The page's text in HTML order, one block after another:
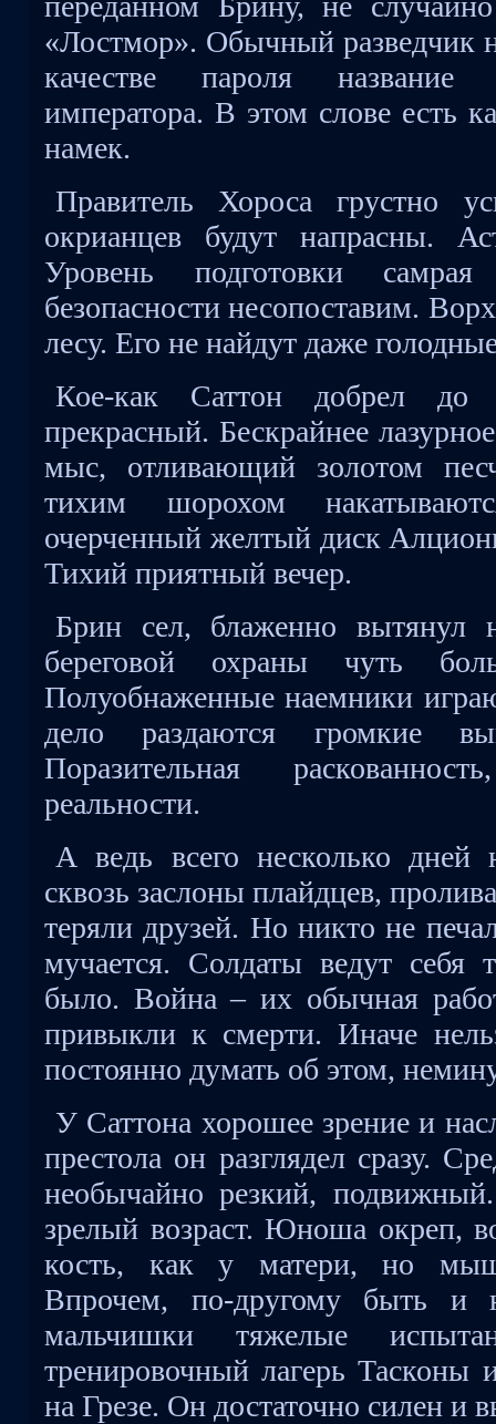
«Лостмор». Обычный разведчик
качестве пароля название
императора. В этом слове есть
намек.
Правитель Хороса грустно
окрианцев будут напрасны.
Уровень подготовки
безопасности несопоставим.
лесу. Его не найдут даже
Кое-как Саттон добрел
прекрасный. Бескрайнее
мыс, отливающий золотом
тихим шорохом
очерченный желтый диск
Тихий приятный вечер.
Брин сел, блаженно вытянул
береговой охраны чуть
Полуобнаженные наемники
дело раздаются громкие
Поразительная
реальности.
А ведь всего несколько дней
сквозь заслоны плайдцев,
теряли друзей. Но никто не
мучается. Солдаты ведут себя
было. Война – их обычная
привыкли к смерти. Иначе
постоянно думать об этом,
У Саттона хорошее зрение и
престола он разглядел сразу.
необычайно резкий,
зрелый возраст. Юноша окреп,
кость, как у матери, но
Впрочем, по-другому быть и
мальчишки тяжелые
тренировочный лагерь Тасконы
на Грезе. Он достаточно силен и